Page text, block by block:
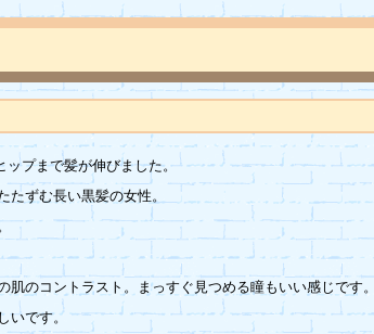
ップまで髪が伸びました。
ずむ長い黒髪の女性。
のコントラスト。まっすぐ見つめる瞳もいい感じです。
いです。